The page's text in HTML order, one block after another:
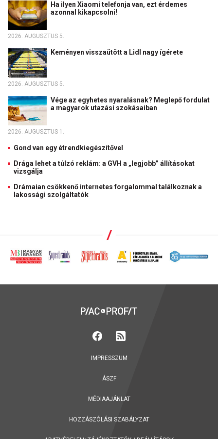
Ha ilyen Xiaomi telefonja van, ezt érdemes
azonnal kikapcsolni!
2026. AUGUSZTUS 5.
Keményen visszaütött a Lidl nagy ígérete
2026. AUGUSZTUS 5.
Vége az egyhetes nyaralásnak? Meglepő fordulat
a magyarok utazási szokásaiban
2026. AUGUSZTUS 1.
Gond van egy étrendkiegészítővel
Drága lehet a túlzó reklám: a GVH a „legjobb” állításokat
vizsgálja
Drámaian csökkenő internetes forgalommal találkoznak a
lakossági szolgáltatók
IMPRESSZUM
ÁSZF
MÉDIAAJÁNLAT
HOZZÁSZÓLÁSI SZABÁLYZAT